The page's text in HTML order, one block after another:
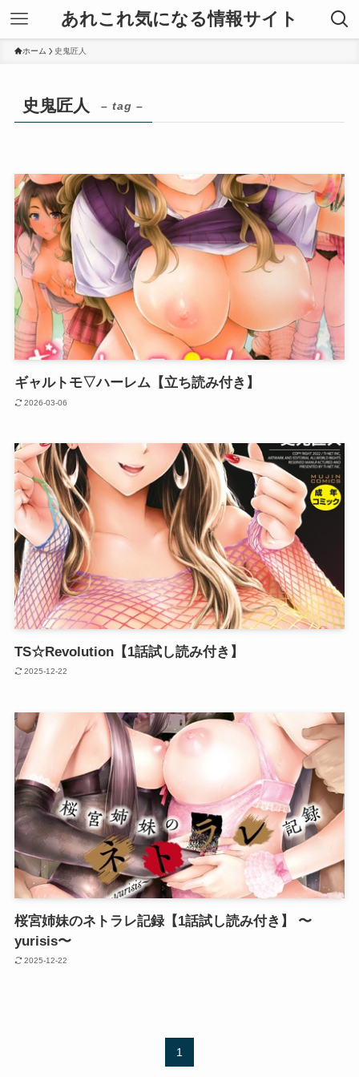
あれこれ気になる情報サイト
ホーム 史鬼匠人
史鬼匠人 – tag –
ギャルトモ▽ハーレム【立ち読み付き】
2026-03-06
TS☆Revolution【1話試し読み付き】
2025-12-22
桜宮姉妹のネトラレ記録【1話試し読み付き】 〜
yurisis〜
2025-12-22
1